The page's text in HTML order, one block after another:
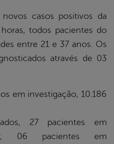
casos positivos da
todos pacientes do
entre 21 e 37 anos. Os
através de 03
em investigação, 10.186
27 pacientes em
06 pacientes em